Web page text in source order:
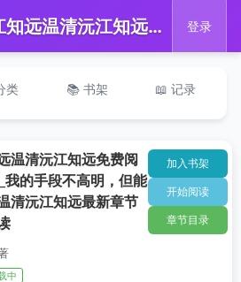
📖 温清沅江知远温清沅江知远免费阅读笔趣阁txt_我的手段不高明，但能留你一辈子温清沅江知远最新章节免费在线阅读 登录
类 📚 书架 📖 记录
温清沅江知远免费阅
我的手段不高明，但能
清沅江知远最新章节
中
加入书架
开始阅读
章节目录